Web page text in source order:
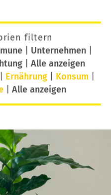
filtern
| Unternehmen|
| Alle anzeigen
Ernährung Konsum
| Alle anzeigen